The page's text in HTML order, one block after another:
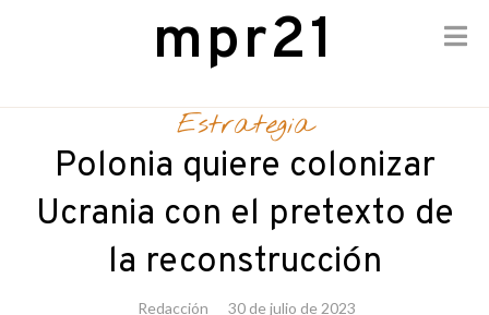
mpr21
Estrategia
Polonia quiere colonizar
Ucrania con el pretexto de
la reconstrucción
Redacción 30 de julio de 2023